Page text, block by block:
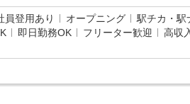
員登用あり オープニング 駅チカ・駅
即日勤務OK フリーター歓迎 高収